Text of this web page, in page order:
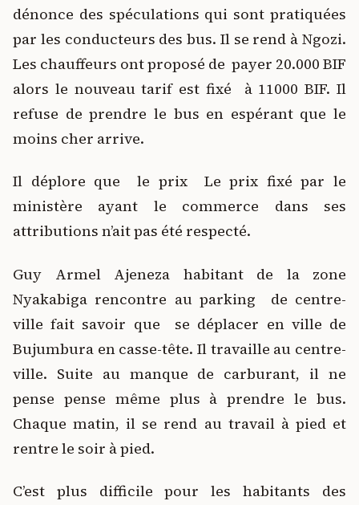
dénonce des spéculations qui sont pratiquées
par les conducteurs des bus. Il se rend à Ngozi.
Les chauffeurs ont proposé de payer 20.000 BIF
alors le nouveau tarif est fixé à 11000 BIF. Il
refuse de prendre le bus en espérant que le
moins cher arrive.
Il déplore que le prix Le prix fixé par le
ministère ayant le commerce dans ses
attributions n’ait pas été respecté.
Guy Armel Ajeneza habitant de la zone
Nyakabiga rencontre au parking de centre-
ville fait savoir que se déplacer en ville de
Bujumbura en casse-tête. Il travaille au centre-
ville. Suite au manque de carburant, il ne
pense pense même plus à prendre le bus.
Chaque matin, il se rend au travail à pied et
rentre le soir à pied.
C’est plus difficile pour les habitants des